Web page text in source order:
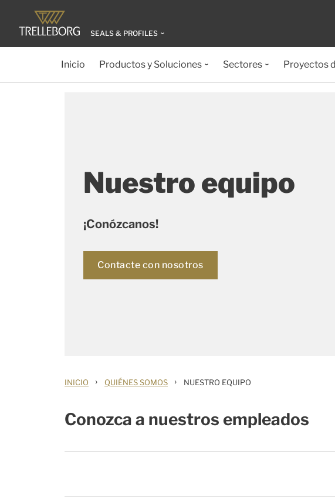
SEALS & PROFILES
Inicio Productos y Soluciones Sectores Proyectos
Nuestro equipo
¡Conózcanos!
Contacte con nosotros
INICIO › QUIÉNES SOMOS › NUESTRO EQUIPO
Conozca a nuestros empleados